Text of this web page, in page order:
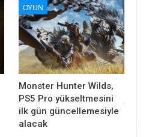
OYUN
Monster Hunter Wilds,
PS5 Pro yükseltmesini
ilk gün güncellemesiyle
alacak